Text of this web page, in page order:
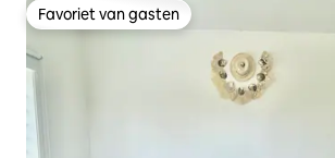
Favoriet van gasten
Favoriet van gasten